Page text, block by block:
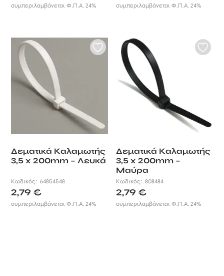
συμπεριλαμβάνεται Φ.Π.Α. 24% συμπεριλαμβάνεται Φ.Π.Α. 24%
Δεματικά Καλαμωτής
3,5 x 200mm – Λευκά
Κωδικός:64854548
2,79€
συμπεριλαμβάνεται Φ.Π.Α. 24%
Δεματικά Καλαμωτής
3,5 x 200mm –
Μαύρα
Κωδικός:808484
2,79€
συμπεριλαμβάνεται Φ.Π.Α. 24%